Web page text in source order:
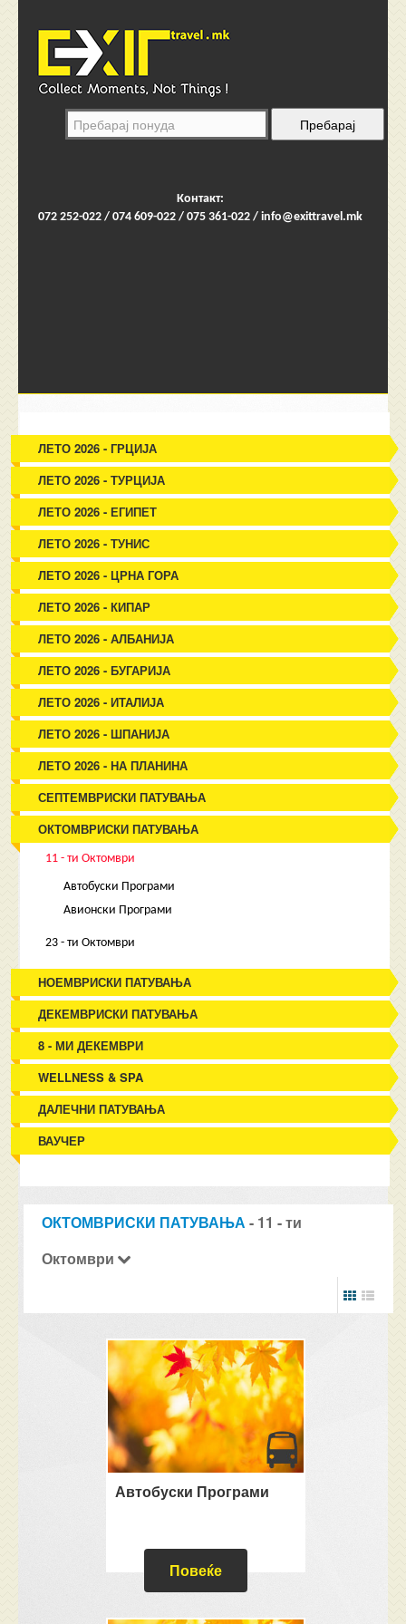
Контакт:
072 252-022 / 074 609-022 / 075 361-022 / info@exittravel.mk
ЛЕТО 2026 - ГРЦИЈА
ЛЕТО 2026 - ТУРЦИЈА
ЛЕТО 2026 - ЕГИПЕТ
ЛЕТО 2026 - ТУНИС
ЛЕТО 2026 - ЦРНА ГОРА
ЛЕТО 2026 - КИПАР
ЛЕТО 2026 - АЛБАНИЈА
ЛЕТО 2026 - БУГАРИЈА
ЛЕТО 2026 - ИТАЛИЈА
ЛЕТО 2026 - ШПАНИЈА
ЛЕТО 2026 - НА ПЛАНИНА
СЕПТЕМВРИСКИ ПАТУВАЊА
ОКТОМВРИСКИ ПАТУВАЊА
11 - ти Октомври
Автобуски Програми
Авионски Програми
23 - ти Октомври
НОЕМВРИСКИ ПАТУВАЊА
ДЕКЕМВРИСКИ ПАТУВАЊА
8 - МИ ДЕКЕМВРИ
WELLNESS & SPA
ДАЛЕЧНИ ПАТУВАЊА
ВАУЧЕР
ОКТОМВРИСКИ ПАТУВАЊА - 11 - ти
Октомври
Автобуски Програми
Повеќе